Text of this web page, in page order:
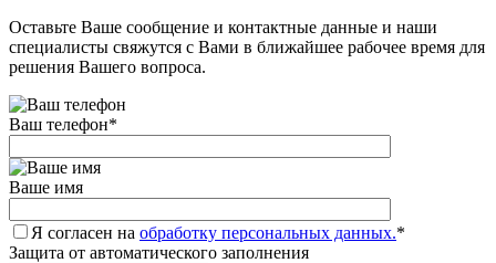
Оставьте Ваше сообщение и контактные данные и наши
специалисты свяжутся с Вами в ближайшее рабочее время для
решения Вашего вопроса.
Ваш телефон*
Ваше имя
Я согласен на обработку персональных данных.*
Защита от автоматического заполнения